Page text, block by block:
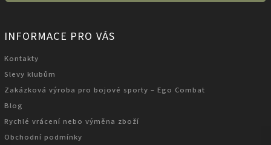
INFORMACE PRO VÁS
Kontakty
Slevy klubům
Zakázková výroba pro bojové sporty – Ego Combat
Blog
Rychlé vrácení nebo výměna zboží
Obchodní podmínky